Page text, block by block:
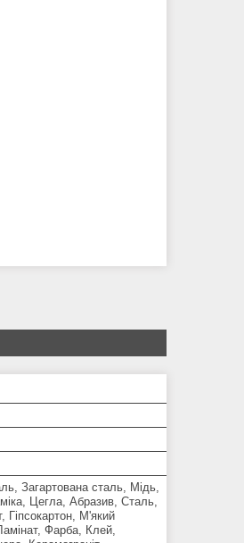
Загартована сталь, Мідь,
Цегла, Абразив, Сталь,
Гіпсокартон, М'який
Фарба, Клей,